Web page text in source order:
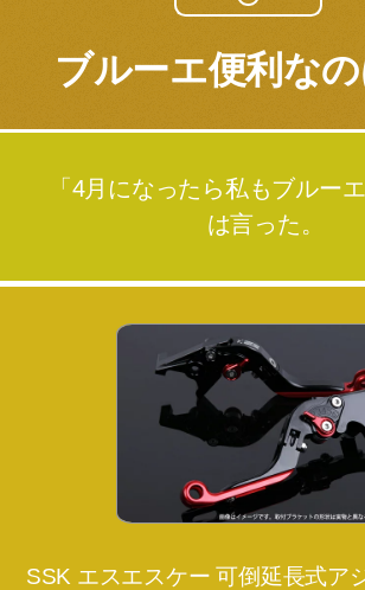
ブルーエ便利な
「4月になったら私もブルー
は言った。
SSK エスエスケー 可倒延長式ア